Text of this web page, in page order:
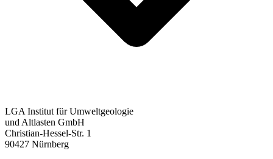
Gebäude­schadstoffe / Abbruch
Ingenieur­geologie
Ökologie / Bodenschutz
Abfall / Deklarationen
LGA Institut für Umweltgeologie
und Altlasten GmbH
Christian-Hessel-Str. 1
90427 Nürnberg